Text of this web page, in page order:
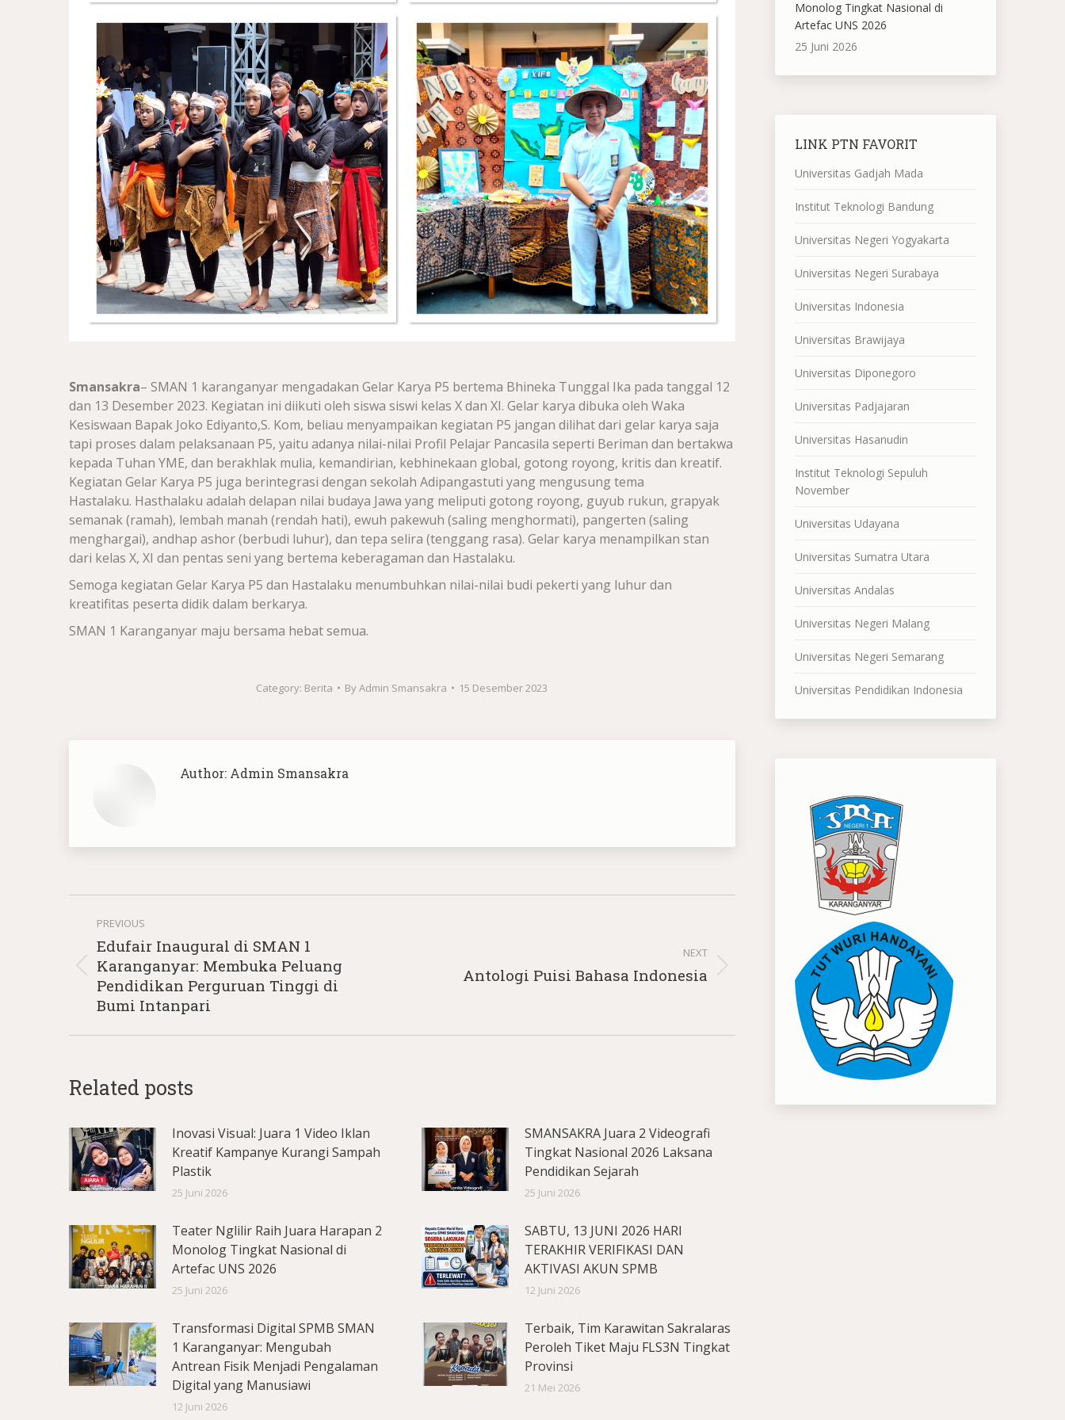
Smansakra– SMAN 1 karanganyar mengadakan Gelar Karya P5 bertema Bhineka Tunggal Ika pada tanggal 12
dan 13 Desember 2023. Kegiatan ini diikuti oleh siswa siswi kelas X dan XI. Gelar karya dibuka oleh Waka
Kesiswaan Bapak Joko Ediyanto,S. Kom, beliau menyampaikan kegiatan P5 jangan dilihat dari gelar karya saja
tapi proses dalam pelaksanaan P5, yaitu adanya nilai-nilai Profil Pelajar Pancasila seperti Beriman dan bertakwa
kepada Tuhan YME, dan berakhlak mulia, kemandirian, kebhinekaan global, gotong royong, kritis dan kreatif.
Kegiatan Gelar Karya P5 juga berintegrasi dengan sekolah Adipangastuti yang mengusung tema
Hastalaku. Hasthalaku adalah delapan nilai budaya Jawa yang meliputi gotong royong, guyub rukun, grapyak
semanak (ramah), lembah manah (rendah hati), ewuh pakewuh (saling menghormati), pangerten (saling
menghargai), andhap ashor (berbudi luhur), dan tepa selira (tenggang rasa). Gelar karya menampilkan stan
dari kelas X, XI dan pentas seni yang bertema keberagaman dan Hastalaku.
Semoga kegiatan Gelar Karya P5 dan Hastalaku menumbuhkan nilai-nilai budi pekerti yang luhur dan
kreatifitas peserta didik dalam berkarya.
SMAN 1 Karanganyar maju bersama hebat semua.
Category: Berita ByAdmin Smansakra 15 Desember 2023
Author: Admin Smansakra
navigation
PREVIOUS
Previous
post:
Edufair Inaugural di SMAN 1
Karanganyar: Membuka Peluang
Pendidikan Perguruan Tinggi di
Bumi Intanpari
NEXT
Antologi Puisi Bahasa Indonesia
Related posts
Inovasi Visual: Juara 1 Video Iklan
Kreatif Kampanye Kurangi Sampah
Plastik
25 Juni 2026
SMANSAKRA Juara 2 Videografi
Tingkat Nasional 2026 Laksana
Pendidikan Sejarah
25 Juni 2026
Teater Nglilir Raih Juara Harapan 2
Monolog Tingkat Nasional di
Artefac UNS 2026
25 Juni 2026
SABTU, 13 JUNI 2026 HARI
TERAKHIR VERIFIKASI DAN
AKTIVASI AKUN SPMB
12 Juni 2026
Transformasi Digital SPMB SMAN
1 Karanganyar: Mengubah
Antrean Fisik Menjadi Pengalaman
Digital yang Manusiawi
12 Juni 2026
Terbaik, Tim Karawitan Sakralaras
Peroleh Tiket Maju FLS3N Tingkat
Provinsi
21 Mei 2026
Monolog Tingkat Nasional di
Artefac UNS 2026
25 Juni 2026
LINK PTN FAVORIT
Universitas Gadjah Mada
Institut Teknologi Bandung
Universitas Negeri Yogyakarta
Universitas Negeri Surabaya
Universitas Indonesia
Universitas Brawijaya
Universitas Diponegoro
Universitas Padjajaran
Universitas Hasanudin
Institut Teknologi Sepuluh
November
Universitas Udayana
Universitas Sumatra Utara
Universitas Andalas
Universitas Negeri Malang
Universitas Negeri Semarang
Universitas Pendidikan Indonesia